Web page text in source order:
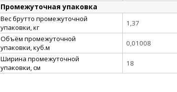
Промежуточная упаковка
Вес брутто промежуточной
упаковки, кг
1,37
Объём промежуточной
упаковки, куб.м
0,01008
Ширина промежуточной
упаковки, см
18